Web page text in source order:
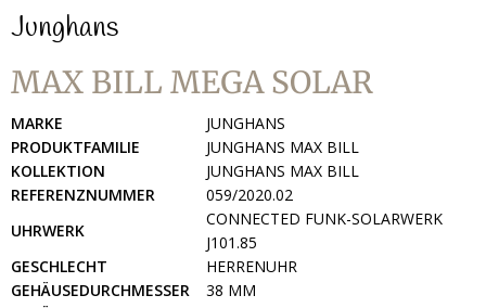
Junghans
MAX BILL MEGA SOLAR
MARKE
JUNGHANS
PRODUKTFAMILIE
JUNGHANS MAX BILL
KOLLEKTION
JUNGHANS MAX BILL
REFERENZNUMMER
059/2020.02
UHRWERK
CONNECTED FUNK-SOLARWERK
J101.85
GESCHLECHT
HERRENUHR
GEHÄUSEDURCHMESSER
38 MM